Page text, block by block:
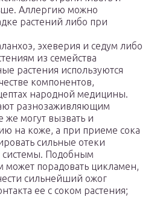
Аллергию можно
растений либо при
эхеверия и седум либо
из семейства
растения используются
компонентов,
народной медицины.
разнозаживляющим
же могут вызвать и
на коже, а при приеме сока
сильные отеки
системы. Подобным
порадовать цикламен,
сильнейший ожог
ее с соком растения;